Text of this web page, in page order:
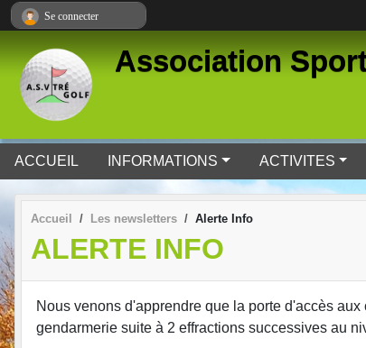
Association
ACCUEIL INFORMATIONS ACTIVITES
Accueil Les newsletters Alerte Info
ALERTE INFO
Nous venons d'apprendre que la porte d'accès
gendarmerie suite à 2 effractions successives au
Se connecter
Panneau de gestion des cookies